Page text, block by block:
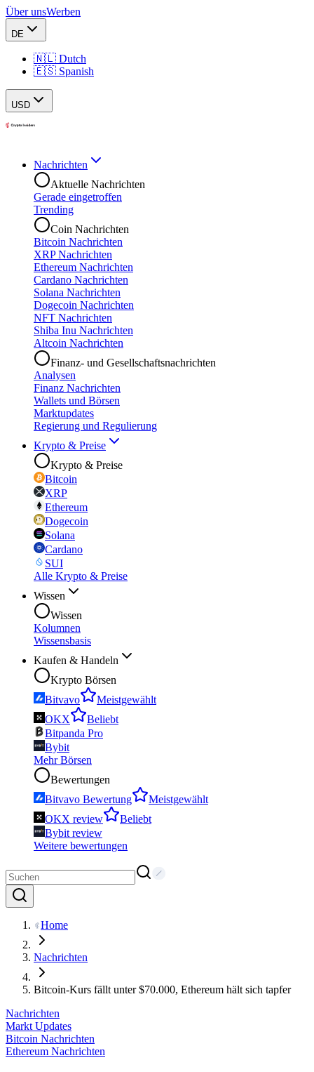
Über unsWerben
DE
🇳🇱 Dutch
🇪🇸 Spanish
USD
Nachrichten
Aktuelle Nachrichten
Gerade eingetroffen
Trending
Coin Nachrichten
Bitcoin Nachrichten
XRP Nachrichten
Ethereum Nachrichten
Cardano Nachrichten
Solana Nachrichten
Dogecoin Nachrichten
NFT Nachrichten
Shiba Inu Nachrichten
Altcoin Nachrichten
Finanz- und Gesellschaftsnachrichten
Analysen
Finanz Nachrichten
Wallets und Börsen
Marktupdates
Regierung und Regulierung
Krypto & Preise
Krypto & Preise
Bitcoin
XRP
Ethereum
Dogecoin
Solana
Cardano
SUI
Alle Krypto & Preise
Wissen
Wissen
Kolumnen
Wissensbasis
Kaufen & Handeln
Krypto Börsen
Bitvavo
Meistgewählt
OKX
Beliebt
Bitpanda Pro
Bybit
Mehr Börsen
Bewertungen
Bitvavo Bewertung
Meistgewählt
OKX review
Beliebt
Bybit review
Weitere bewertungen
Home
Nachrichten
Bitcoin-Kurs fällt unter $70.000, Ethereum hält sich tapfer
Nachrichten
Markt Updates
Bitcoin Nachrichten
Ethereum Nachrichten